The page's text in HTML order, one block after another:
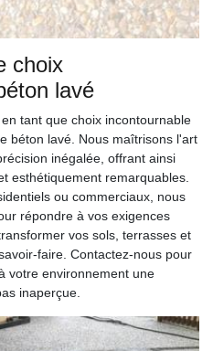
choix
lavé
tant que choix incontournable
béton lavé. Nous maîtrisons l'art
inégalée, offrant ainsi
esthétiquement remarquables.
ou commerciaux, nous
répondre à vos exigences
vos sols, terrasses et
faire. Contactez-nous pour
votre environnement une
inaperçue.